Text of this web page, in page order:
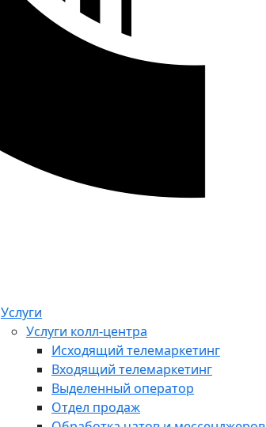
Услуги
Услуги колл-центра
Исходящий телемаркетинг
Входящий телемаркетинг
Выделенный оператор
Отдел продаж